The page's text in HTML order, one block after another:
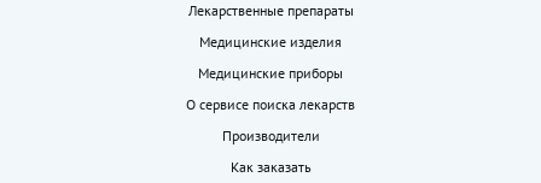
Лекарственные препараты
Медицинские изделия
Медицинские приборы
О сервисе поиска лекарств
Производители
Как заказать